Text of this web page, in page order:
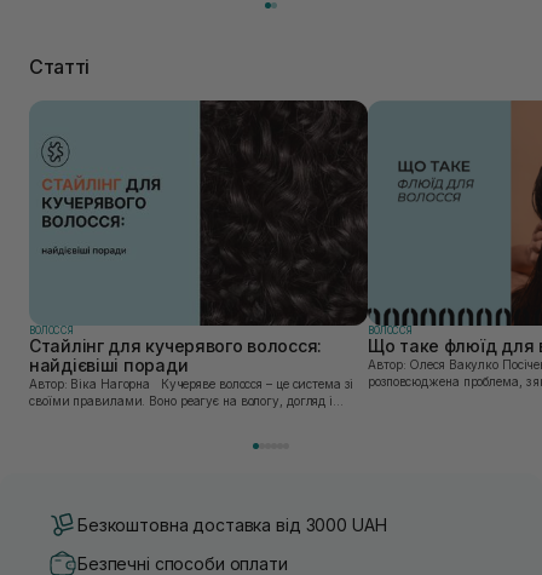
Статті
ВОЛОССЯ
Стайлінг для кучерявого волосся:
найдієвіші поради
Автор: Віка Нагорна Кучеряве волосся – це система зі
своїми правилами. Воно реагує на вологу, догляд і
ВОЛОССЯ
Що таке флюїд для
Автор: Олеся Вакулко Посічені кінчики волосся —
розповсюджена проблема, з
Безкоштовна доставка від 3000 UAH
Безпечні способи оплати